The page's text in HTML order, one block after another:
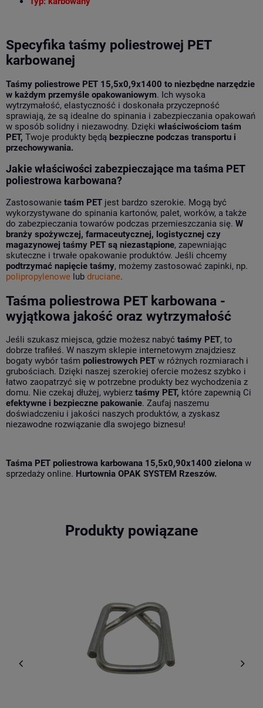
Specyfika taśmy poliestrowej PET
karbowanej
Taśmy poliestrowe PET 15,5x0,9x1400 to niezbędne narzędzie
w każdym przemyśle opakowaniowym. Ich wysoka
wytrzymałość, elastyczność i doskonała przyczepność
sprawiają, że są idealne do spinania i zabezpieczania opakowań
w sposób solidny i niezawodny. Dzięki właściwościom taśm
PET, Twoje produkty będą bezpieczne podczas transportu i
przechowywania.
Jakie właściwości zabezpieczające ma taśma PET
poliestrowa karbowana?
Zastosowanie taśm PET jest bardzo szerokie. Mogą być
wykorzystywane do spinania kartonów, palet, worków, a także
do zabezpieczania towarów podczas przemieszczania się. W
branży spożywczej, farmaceutycznej, logistycznej czy
magazynowej taśmy PET są niezastąpione, zapewniając
skuteczne i trwałe opakowanie produktów. Jeśli chcemy
podtrzymać napięcie taśmy, możemy zastosować zapinki, np.
polipropylenowe lub druciane.
Taśma poliestrowa PET karbowana -
wyjątkowa jakość oraz wytrzymałość
Jeśli szukasz miejsca, gdzie możesz nabyć taśmy PET, to
dobrze trafiłeś. W naszym sklepie internetowym znajdziesz
bogaty wybór taśm poliestrowych PET w różnych rozmiarach i
grubościach. Dzięki naszej szerokiej ofercie możesz szybko i
łatwo zaopatrzyć się w potrzebne produkty bez wychodzenia z
domu. Nie czekaj dłużej, wybierz taśmy PET, które zapewnią Ci
efektywne i bezpieczne pakowanie. Zaufaj naszemu
doświadczeniu i jakości naszych produktów, a zyskasz
niezawodne rozwiązanie dla swojego biznesu!
Taśma PET poliestrowa karbowana 15,5x0,90x1400 zielona w
sprzedaży online. Hurtownia OPAK SYSTEM Rzeszów.
Produkty powiązane